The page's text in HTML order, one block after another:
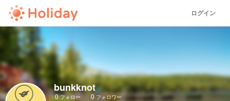
ログイン
bunkknot
0フォロー 0 フォロワー